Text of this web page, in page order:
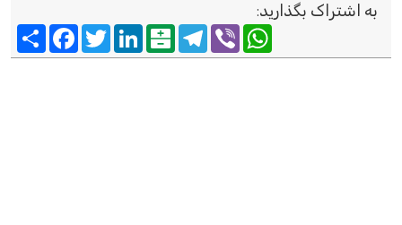
به اشتراک بگذارید:
FacebookTwitter
LinkedInBalatarin
TelegramViber
WhatsApp